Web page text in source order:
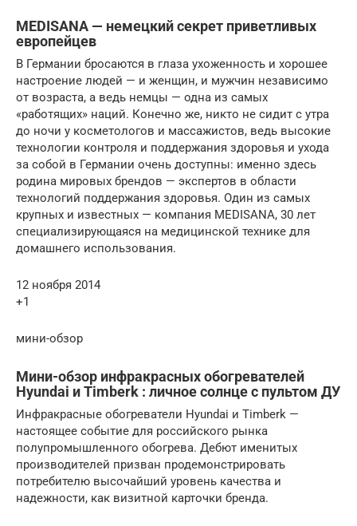
MEDISANA — немецкий секрет приветливых
европейцев
В Германии бросаются в глаза ухоженность и хорошее
настроение людей — и женщин, и мужчин независимо
от возраста, а ведь немцы — одна из самых
«работящих» наций. Конечно же, никто не сидит с утра
до ночи у косметологов и массажистов, ведь высокие
технологии контроля и поддержания здоровья и ухода
за собой в Германии очень доступны: именно здесь
родина мировых брендов — экспертов в области
технологий поддержания здоровья. Один из самых
крупных и известных — компания MEDISANA, 30 лет
специализирующаяся на медицинской технике для
домашнего использования.
12 ноября 2014
+1
мини-обзор
Мини-обзор инфракрасных обогревателей
Hyundai и Timberk : личное солнце с пультом ДУ
Инфракрасные обогреватели Hyundai и Timberk —
настоящее событие для российского рынка
полупромышленного обогрева. Дебют именитых
производителей призван продемонстрировать
потребителю высочайший уровень качества и
надежности, как визитной карточки бренда.